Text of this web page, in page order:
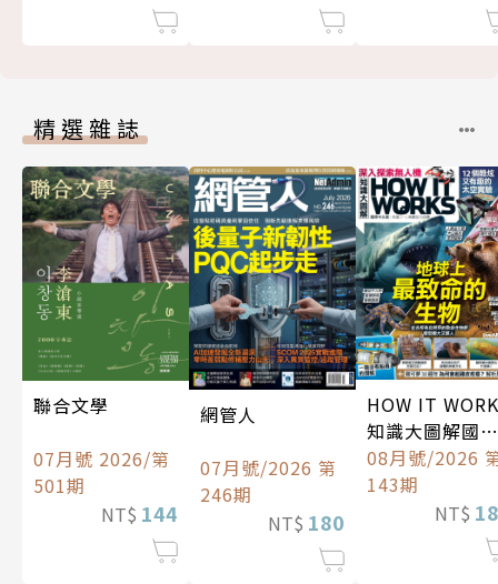
精選雜誌
聯合文學
07月號 2026/第
501期
NT$ 144
網管人
07月號/2026 第
246期
NT$ 180
HOW IT
知識大圖解國際
中文版
08月號/2026
143期
NT$